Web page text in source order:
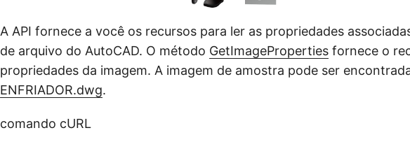
A API fornece a você os recursos para ler as propriedades
de arquivo do AutoCAD. O método GetImageProperties fornece o
propriedades da imagem. A imagem de amostra pode ser
ENFRIADOR.dwg.
comando cURL